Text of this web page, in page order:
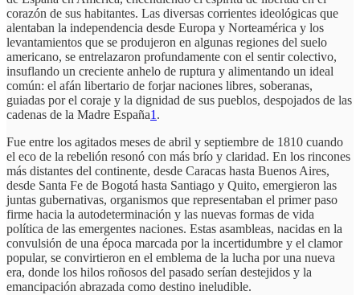
corazón de sus habitantes. Las diversas corrientes ideológicas que
alentaban la independencia desde Europa y Norteamérica y los
levantamientos que se produjeron en algunas regiones del suelo
americano, se entrelazaron profundamente con el sentir colectivo,
insuflando un creciente anhelo de ruptura y alimentando un ideal
común: el afán libertario de forjar naciones libres, soberanas,
guiadas por el coraje y la dignidad de sus pueblos, despojados de las
cadenas de la Madre España1 .
Fue entre los agitados meses de abril y septiembre de 1810 cuando
el eco de la rebelión resonó con más brío y claridad. En los rincones
más distantes del continente, desde Caracas hasta Buenos Aires,
desde Santa Fe de Bogotá hasta Santiago y Quito, emergieron las
juntas gubernativas, organismos que representaban el primer paso
firme hacia la autodeterminación y las nuevas formas de vida
política de las emergentes naciones. Estas asambleas, nacidas en la
convulsión de una época marcada por la incertidumbre y el clamor
popular, se convirtieron en el emblema de la lucha por una nueva
era, donde los hilos roñosos del pasado serían destejidos y la
emancipación abrazada como destino ineludible.